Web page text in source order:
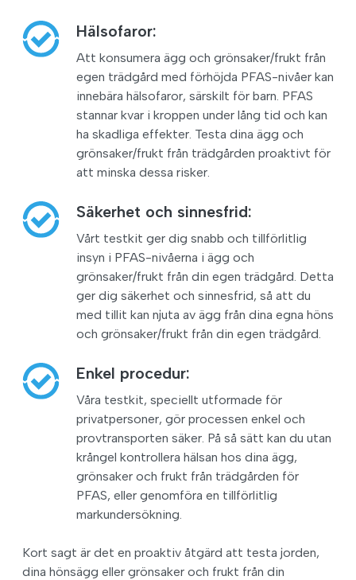
Hälsofaror:
Att konsumera ägg och grönsaker/frukt från
egen trädgård med förhöjda PFAS-nivåer kan
innebära hälsofaror, särskilt för barn. PFAS
stannar kvar i kroppen under lång tid och kan
ha skadliga effekter. Testa dina ägg och
grönsaker/frukt från trädgården proaktivt för
att minska dessa risker.
Säkerhet och sinnesfrid:
Vårt testkit ger dig snabb och tillförlitlig
insyn i PFAS-nivåerna i ägg och
grönsaker/frukt från din egen trädgård. Detta
ger dig säkerhet och sinnesfrid, så att du
med tillit kan njuta av ägg från dina egna höns
och grönsaker/frukt från din egen trädgård.
Enkel procedur:
Våra testkit, speciellt utformade för
privatpersoner, gör processen enkel och
provtransporten säker. På så sätt kan du utan
krångel kontrollera hälsan hos dina ägg,
grönsaker och frukt från trädgården för
PFAS, eller genomföra en tillförlitlig
markundersökning.
Kort sagt är det en proaktiv åtgärd att testa jorden,
dina hönsägg eller grönsaker och frukt från din